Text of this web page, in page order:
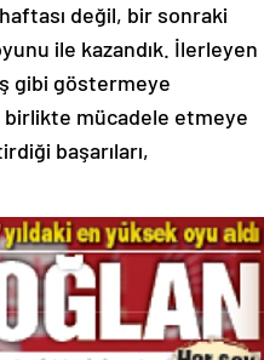
haftası değil, bir sonraki
ile kazandık. İlerleyen
gibi göstermeye
birlikte mücadele etmeye
başarıları,